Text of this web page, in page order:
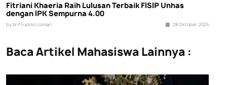
Fitriani Khaeria Raih Lulusan Terbaik FISIP Unhas
dengan IPK Sempurna 4.00
by Arif Fuddin Usman 28 Oktober, 2025
Baca Artikel Mahasiswa Lainnya :